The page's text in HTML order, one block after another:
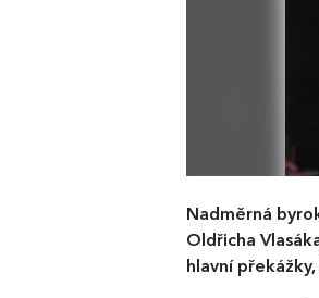
Nadměrná
Oldřicha
hlavní